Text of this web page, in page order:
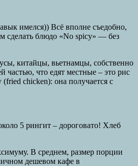
имелся)) Всё вполне съедобно,
сделать блюдо «No spicy» — без
китайцы, вьетнамцы, собственно
частью, что едят местные – это рис
chicken): она получается с
5 рингит – дороговато! Хлеб
В среднем, размер порции
дешевом кафе в